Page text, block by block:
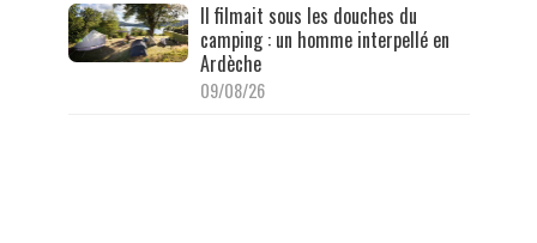
Il filmait sous les douches du
camping : un homme interpellé en
Ardèche
09/08/26